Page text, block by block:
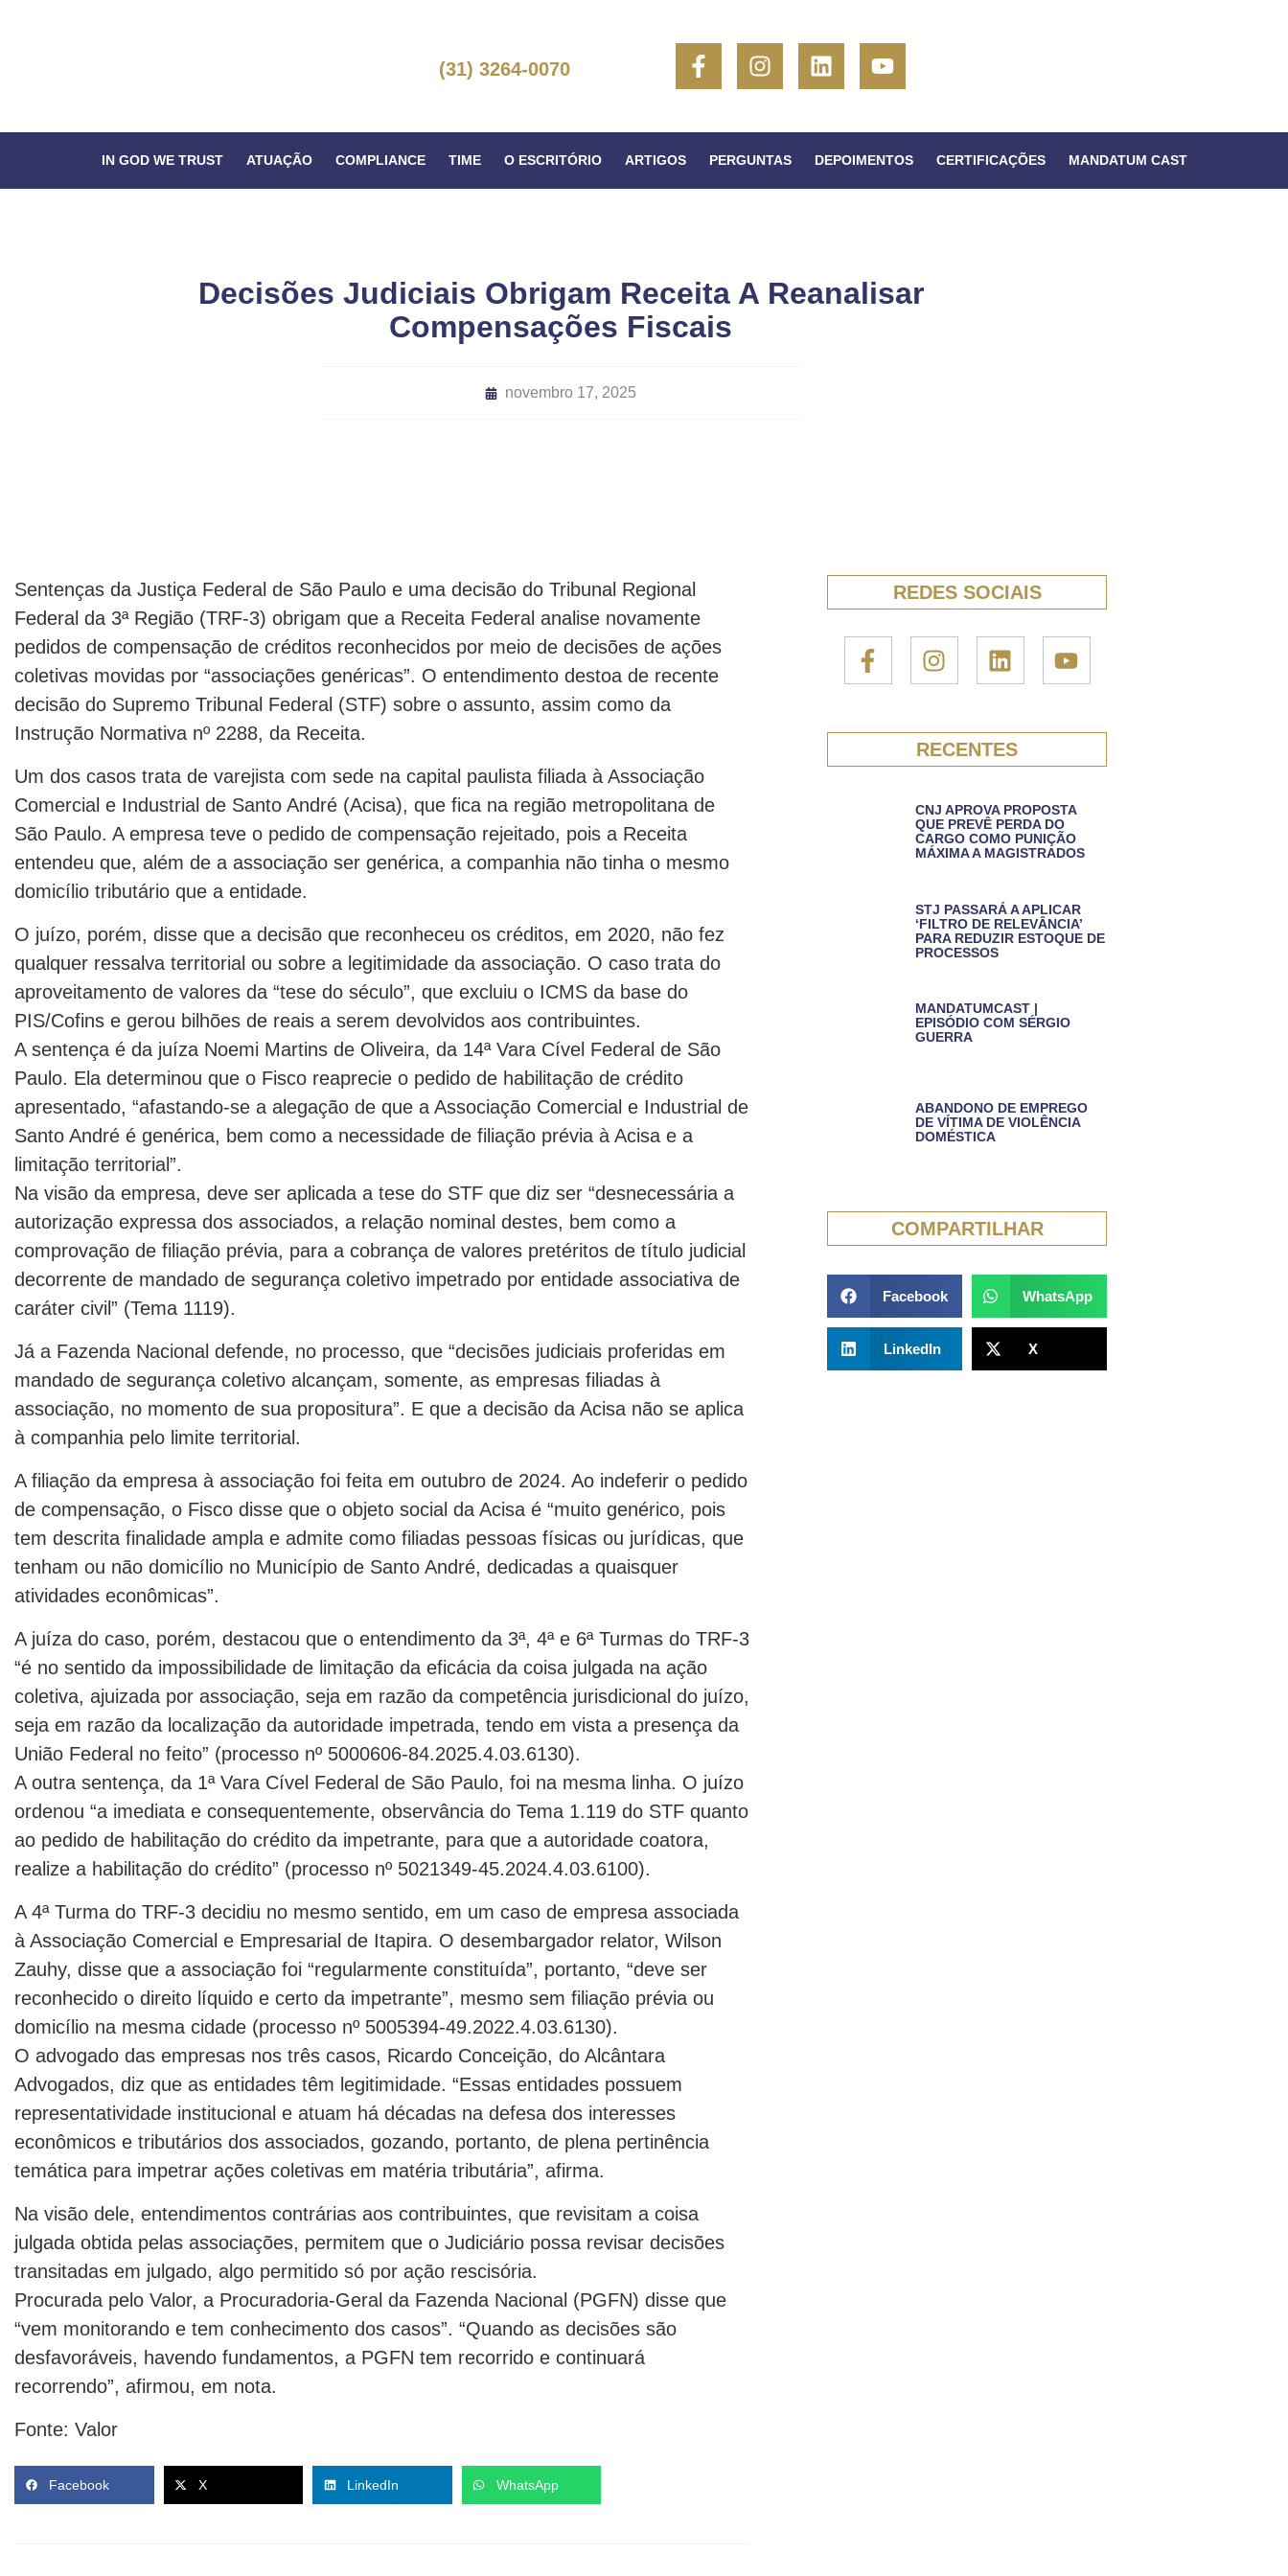
(31) 3264-0070
IN GOD WE TRUST ATUAÇÃO COMPLIANCE TIME O ESCRITÓRIO ARTIGOS PERGUNTAS DEPOIMENTOS CERTIFICAÇÕES MANDATUM CAST
Decisões Judiciais Obrigam Receita A Reanalisar
Compensações Fiscais
novembro 17, 2025
Sentenças da Justiça Federal de São Paulo e uma decisão do Tribunal Regional
Federal da 3ª Região (TRF-3) obrigam que a Receita Federal analise novamente
pedidos de compensação de créditos reconhecidos por meio de decisões de ações
coletivas movidas por “associações genéricas”. O entendimento destoa de recente
decisão do Supremo Tribunal Federal (STF) sobre o assunto, assim como da
Instrução Normativa nº 2288, da Receita.
Um dos casos trata de varejista com sede na capital paulista filiada à Associação
Comercial e Industrial de Santo André (Acisa), que fica na região metropolitana de
São Paulo. A empresa teve o pedido de compensação rejeitado, pois a Receita
entendeu que, além de a associação ser genérica, a companhia não tinha o mesmo
domicílio tributário que a entidade.
O juízo, porém, disse que a decisão que reconheceu os créditos, em 2020, não fez
qualquer ressalva territorial ou sobre a legitimidade da associação. O caso trata do
aproveitamento de valores da “tese do século”, que excluiu o ICMS da base do
PIS/Cofins e gerou bilhões de reais a serem devolvidos aos contribuintes.
A sentença é da juíza Noemi Martins de Oliveira, da 14ª Vara Cível Federal de São
Paulo. Ela determinou que o Fisco reaprecie o pedido de habilitação de crédito
apresentado, “afastando-se a alegação de que a Associação Comercial e Industrial de
Santo André é genérica, bem como a necessidade de filiação prévia à Acisa e a
limitação territorial”.
Na visão da empresa, deve ser aplicada a tese do STF que diz ser “desnecessária a
autorização expressa dos associados, a relação nominal destes, bem como a
comprovação de filiação prévia, para a cobrança de valores pretéritos de título judicial
decorrente de mandado de segurança coletivo impetrado por entidade associativa de
caráter civil” (Tema 1119).
Já a Fazenda Nacional defende, no processo, que “decisões judiciais proferidas em
mandado de segurança coletivo alcançam, somente, as empresas filiadas à
associação, no momento de sua propositura”. E que a decisão da Acisa não se aplica
à companhia pelo limite territorial.
A filiação da empresa à associação foi feita em outubro de 2024. Ao indeferir o pedido
de compensação, o Fisco disse que o objeto social da Acisa é “muito genérico, pois
tem descrita finalidade ampla e admite como filiadas pessoas físicas ou jurídicas, que
tenham ou não domicílio no Município de Santo André, dedicadas a quaisquer
atividades econômicas”.
A juíza do caso, porém, destacou que o entendimento da 3ª, 4ª e 6ª Turmas do TRF-3
“é no sentido da impossibilidade de limitação da eficácia da coisa julgada na ação
coletiva, ajuizada por associação, seja em razão da competência jurisdicional do juízo,
seja em razão da localização da autoridade impetrada, tendo em vista a presença da
União Federal no feito” (processo nº 5000606-84.2025.4.03.6130).
A outra sentença, da 1ª Vara Cível Federal de São Paulo, foi na mesma linha. O juízo
ordenou “a imediata e consequentemente, observância do Tema 1.119 do STF quanto
ao pedido de habilitação do crédito da impetrante, para que a autoridade coatora,
realize a habilitação do crédito” (processo nº 5021349-45.2024.4.03.6100).
A 4ª Turma do TRF-3 decidiu no mesmo sentido, em um caso de empresa associada
à Associação Comercial e Empresarial de Itapira. O desembargador relator, Wilson
Zauhy, disse que a associação foi “regularmente constituída”, portanto, “deve ser
reconhecido o direito líquido e certo da impetrante”, mesmo sem filiação prévia ou
domicílio na mesma cidade (processo nº 5005394-49.2022.4.03.6130).
O advogado das empresas nos três casos, Ricardo Conceição, do Alcântara
Advogados, diz que as entidades têm legitimidade. “Essas entidades possuem
representatividade institucional e atuam há décadas na defesa dos interesses
econômicos e tributários dos associados, gozando, portanto, de plena pertinência
temática para impetrar ações coletivas em matéria tributária”, afirma.
Na visão dele, entendimentos contrárias aos contribuintes, que revisitam a coisa
julgada obtida pelas associações, permitem que o Judiciário possa revisar decisões
transitadas em julgado, algo permitido só por ação rescisória.
Procurada pelo Valor, a Procuradoria-Geral da Fazenda Nacional (PGFN) disse que
“vem monitorando e tem conhecimento dos casos”. “Quando as decisões são
desfavoráveis, havendo fundamentos, a PGFN tem recorrido e continuará
recorrendo”, afirmou, em nota.
Fonte: Valor
Facebook X LinkedIn WhatsApp
REDES SOCIAIS
RECENTES
CNJ APROVA PROPOSTA
QUE PREVÊ PERDA DO
CARGO COMO PUNIÇÃO
MÁXIMA A MAGISTRADOS
STJ PASSARÁ A APLICAR
‘FILTRO DE RELEVÂNCIA’
PARA REDUZIR ESTOQUE DE
PROCESSOS
MANDATUMCAST |
EPISÓDIO COM SÉRGIO
GUERRA
ABANDONO DE EMPREGO
DE VÍTIMA DE VIOLÊNCIA
DOMÉSTICA
COMPARTILHAR
Facebook WhatsApp
LinkedIn X